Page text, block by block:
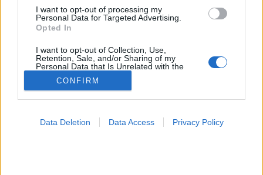
I want to opt-out of processing my
Personal Data for Targeted Advertising.
Opted In
I want to opt-out of Collection, Use,
Retention, Sale, and/or Sharing of my
Personal Data that Is Unrelated with the
Purposes for which it was collected.
Opted Out
CONFIRM
Data Deletion Data Access Privacy Policy
Ezért nem mindegy, milyen
nyomot hagy a zokni a lábán!